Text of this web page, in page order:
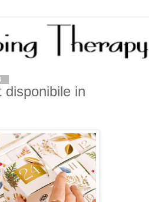
disponibile in